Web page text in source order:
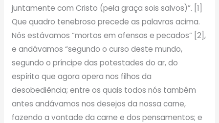
juntamente com Cristo (pela graça sois salvos)”. [1]
Que quadro tenebroso precede as palavras acima.
Nós estávamos “mortos em ofensas e pecados” [2],
e andávamos “segundo o curso deste mundo,
segundo o príncipe das potestades do ar, do
espírito que agora opera nos filhos da
desobediência; entre os quais todos nós também
antes andávamos nos desejos da nossa carne,
fazendo a vontade da carne e dos pensamentos; e